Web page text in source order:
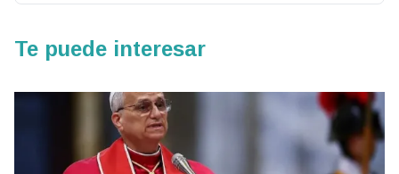
Te puede interesar